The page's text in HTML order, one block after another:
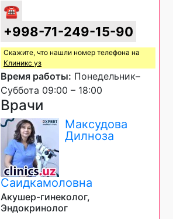
☎
+998-71-249-15-90
Скажите, что нашли номер телефона на
Клиникс уз
Время работы: Понедельник–
Суббота 09:00 – 18:00
Врачи
Максудова
Дилноза
Саидкамоловна
Акушер-гинеколог,
Эндокринолог